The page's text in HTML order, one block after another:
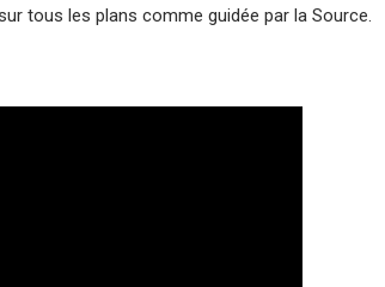
tous les plans comme guidée par la Source.